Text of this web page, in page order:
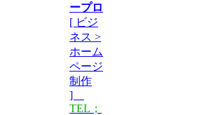
ープロ
[ ビジ
ネス >
ホーム
ページ
制作
]
TEL；